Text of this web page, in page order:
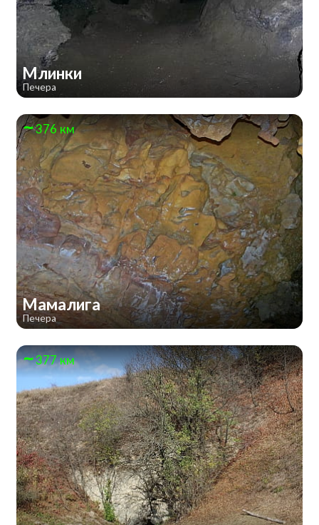
Млинки
Печера
376 км
Мамалига
Печера
377 км